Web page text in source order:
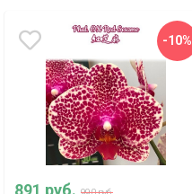
-10%
891 руб.